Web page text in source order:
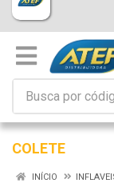
COLETE
INÍCIO